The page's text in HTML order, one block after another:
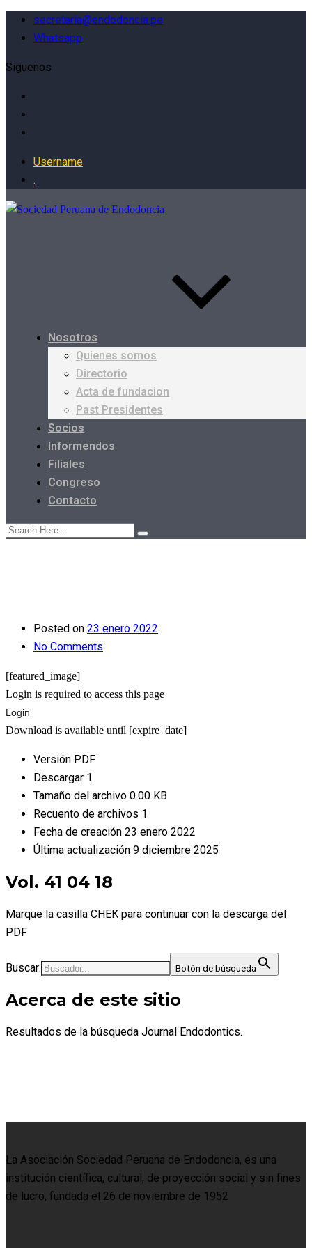
secretaria@endodoncia.pe
Whatsapp
Siguenos
Username
.
Nosotros
Quienes somos
Directorio
Acta de fundacion
Past Presidentes
Socios
Informendos
Filiales
Congreso
Contacto
Posted on 23 enero 2022
No Comments
[featured_image]
Login is required to access this page
Login
Download is available until [expire_date]
Versión PDF
Descargar 1
Tamaño del archivo 0.00 KB
Recuento de archivos 1
Fecha de creación 23 enero 2022
Última actualización 9 diciembre 2025
Vol. 41 04 18
Marque la casilla CHEK para continuar con la descarga del
PDF
Buscar: Botón de búsqueda
Acerca de este sitio
Resultados de la búsqueda Journal Endodontics.
La Asociación Sociedad Peruana de Endodoncia, es una
institución científica, cultural, de proyección social y sin fines
de lucro, fundada el 26 de noviembre de 1952